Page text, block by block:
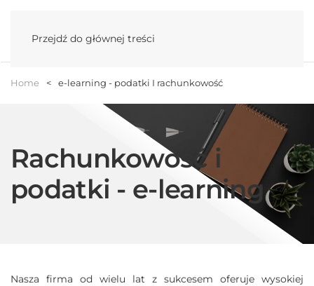
Przejdź do głównej treści
Home e-learning - podatki I rachunkowość
Rachunkowość i
podatki - e-learning
Nasza firma od wielu lat z sukcesem oferuje wysokiej